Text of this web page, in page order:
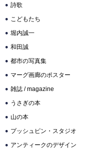
詩歌
こどもたち
堀内誠一
和田誠
都市の写真集
マーグ画廊のポスター
雑誌 / magazine
うさぎの本
山の本
プッシュピン・スタジオ
アンティークのデザイン